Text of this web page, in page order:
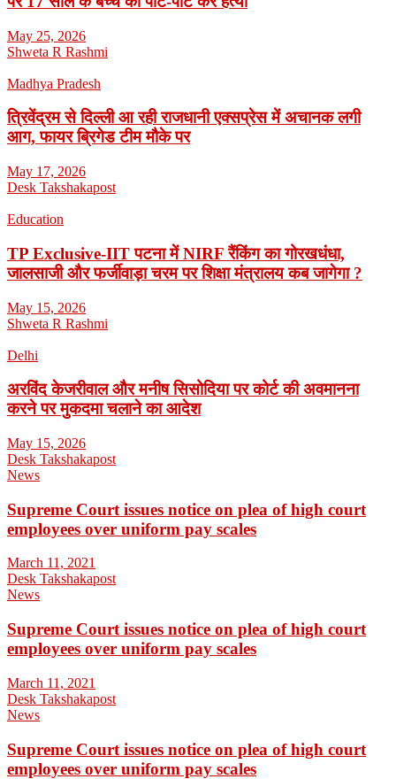
May 25, 2026
Shweta R Rashmi
Madhya Pradesh
त्रिवेंद्रम से दिल्ली आ रही राजधानी एक्सप्रेस में अचानक लगी
आग, फायर ब्रिगेड टीम मौके पर
May 17, 2026
Desk Takshakapost
Education
TP Exclusive-IIT पटना में NIRF रैंकिंग का गोरखधंधा,
जालसाजी और फर्जीवाड़ा चरम पर शिक्षा मंत्रालय कब जागेगा ?
May 15, 2026
Shweta R Rashmi
Delhi
अरविंद केजरीवाल और मनीष सिसोदिया पर कोर्ट की अवमानना
करने पर मुकदमा चलाने का आदेश
May 15, 2026
Desk Takshakapost
News
Supreme Court issues notice on plea of high court
employees over uniform pay scales
March 11, 2021
Desk Takshakapost
News
Supreme Court issues notice on plea of high court
employees over uniform pay scales
March 11, 2021
Desk Takshakapost
News
Supreme Court issues notice on plea of high court
employees over uniform pay scales